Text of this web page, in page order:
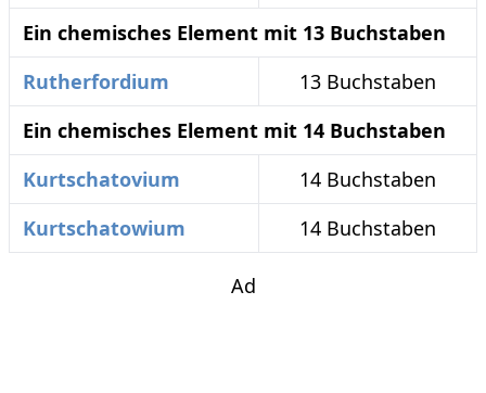
Ein chemisches Element mit 13 Buchstaben
Rutherfordium
13 Buchstaben
Ein chemisches Element mit 14 Buchstaben
Kurtschatovium
14 Buchstaben
Kurtschatowium
14 Buchstaben
Ad